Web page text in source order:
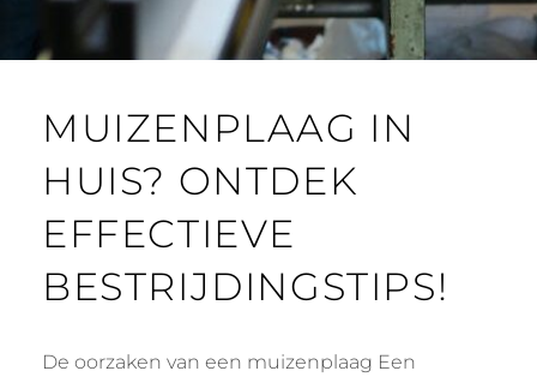
MUIZENPLAAG IN
HUIS? ONTDEK
EFFECTIEVE
BESTRIJDINGSTIPS!
De oorzaken van een muizenplaag Een